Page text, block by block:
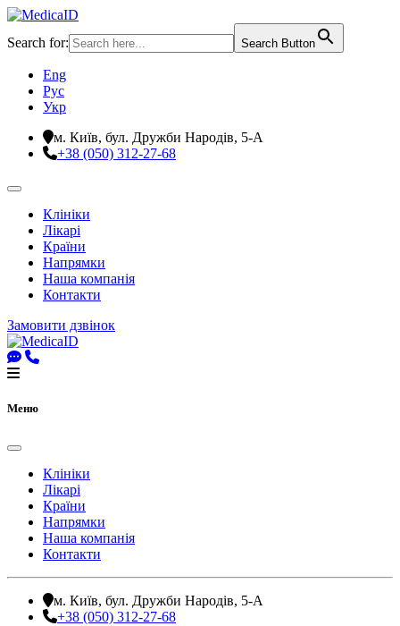
Search for: Search Button
Eng
Рус
Укр
м. Київ, бул. Дружби Народів, 5-А
+38 (050) 312-27-68
Клініки
Лікарі
Країни
Напрямки
Наша компанія
Контакти
Замовити дзвінок
Меню
Клініки
Лікарі
Країни
Напрямки
Наша компанія
Контакти
м. Київ, бул. Дружби Народів, 5-А
+38 (050) 312-27-68